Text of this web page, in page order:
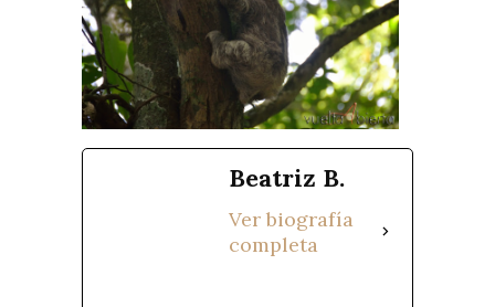
Beatriz B.
Ver biografía
completa